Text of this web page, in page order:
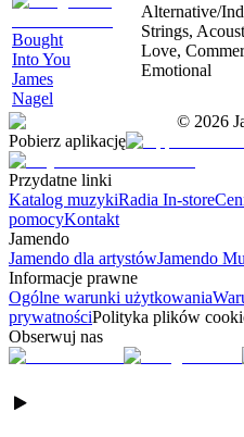
Bought
Into You
James
Nagel
Alternative/
Strings,
Love,
Emotional
© 2026
Pobierz aplikację
Przydatne linki
Katalog muzykiRadia In-store
pomocyKontakt
Jamendo
Jamendo dla artystówJamendo
Informacje prawne
Ogólne warunki użytkowania
prywatnościPolityka plików
Obserwuj nas